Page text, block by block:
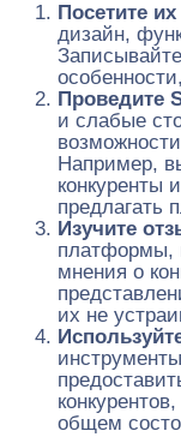
Посетите
дизайн,
Проведите
и слабые
Например,
конкуренты
предлагать
Изучите
платформы,
мнения о
их не
общем